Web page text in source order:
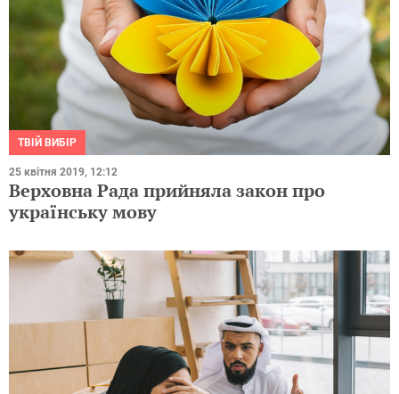
ТВІЙ ВИБІР
25 квітня 2019, 12:12
Верховна Рада прийняла закон про
українську мову